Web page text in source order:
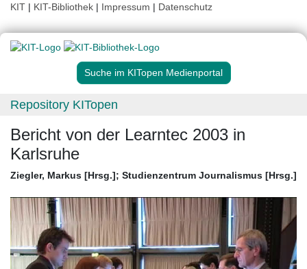
KIT | KIT-Bibliothek | Impressum | Datenschutz
Suche im KITopen Medienportal
Repository KITopen
Bericht von der Learntec 2003 in
Karlsruhe
Ziegler, Markus [Hrsg.]; Studienzentrum Journalismus [Hrsg.]